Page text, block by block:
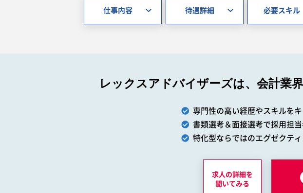
仕事内容 待遇詳細 必要スキル
レックスアドバイザーズは、会計業
専門性の高い経歴やスキルを
書類選考＆面接選考で採用担
特化型ならではのエグゼクテ
求人の詳細を
聞いてみる